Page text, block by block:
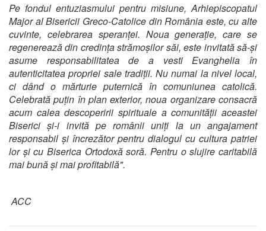
Pe fondul entuziasmului pentru misiune, Arhiepiscopatul
Major al Bisericii Greco-Catolice din România este, cu alte
cuvinte, celebrarea speranței. Noua generație, care se
regenerează din credința strămoșilor săi, este invitată să-și
asume responsabilitatea de a vesti Evanghelia în
autenticitatea propriei sale tradiții. Nu numai la nivel local,
ci dând o mărturie puternică în comuniunea catolică.
Celebrată puțin în plan exterior, noua organizare consacră
acum calea descoperirii spirituale a comunității aceastei
Biserici și-i invită pe românii uniți la un angajament
responsabil și încrezător pentru dialogul cu cultura patriei
lor și cu Biserica Ortodoxă soră. Pentru o slujire caritabilă
mai bună și mai profitabilă".
ACC